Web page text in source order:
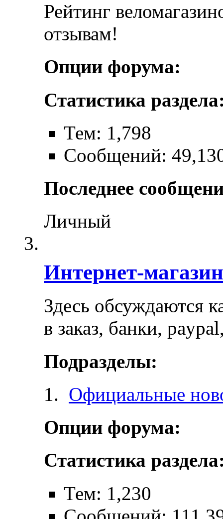
Рейтинг
отзывам!
Опции форума:
Статистика
Тем: 1,798
Сообщений:
Последнее
Личный
Интернет-
Здесь обсуждаются
в заказ, банки,
Подразделы:
Официальные
Опции форума:
Статистика
Тем: 1,230